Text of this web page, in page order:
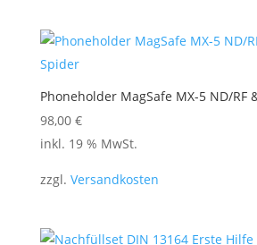
Phoneholder MagSafe MX-5 ND/RF
98,00 €
inkl. 19 % MwSt.
zzgl. Versandkosten